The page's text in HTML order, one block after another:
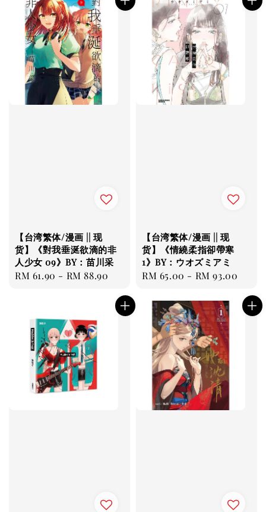
【台湾繁体/漫画 || 现
货】《對我垂涎欲滴的非
人少女 09》BY：苗川采
Regular
RM 61.90 - RM 88.90
【台湾繁体/漫画 || 现
货】《情繞柔指卻帶寒
1》BY：ウオズミアミ
Regular
RM 65.00 - RM 93.00